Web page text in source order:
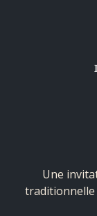
Une
traditionnelle